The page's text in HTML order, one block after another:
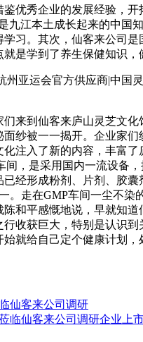
优秀企业的发展经验，
九江本土成长起来的中国
习。其次，仙客来公司
是学到了养生保健知识
来到仙客来庐山灵芝文化
纱被一一揭开。企业家
注入了新的内容，丰富了
，是采用国内一流设备
经形成粉剂、片剂、胶
。走在GMP车间一尘不
和平感慨地说，早就知
收获巨大，特别是认识
就给自己定个健康计划
仙客来公司调研
临仙客来公司调研企业上